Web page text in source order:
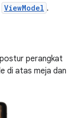
ViewModel .
perangkat
di atas meja dan